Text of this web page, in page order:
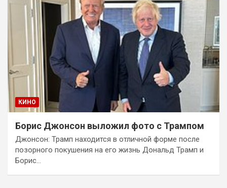
КИНО
Борис Джонсон выложил фото с Трампом
Джонсон: Трамп находится в отличной форме после
позорного покушения на его жизнь Дональд Трамп и
Борис…